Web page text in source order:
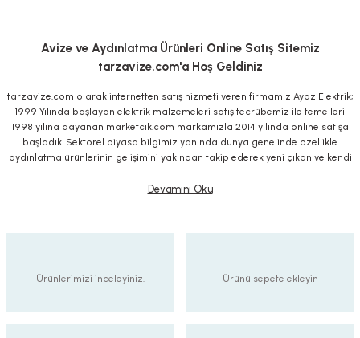
Avize ve Aydınlatma Ürünleri Online Satış Sitemiz
tarzavize.com'a Hoş Geldiniz
tarzavize.com olarak internetten satış hizmeti veren firmamız Ayaz Elektrik;
1999 Yılında başlayan elektrik malzemeleri satış tecrübemiz ile temelleri
1998 yılına dayanan marketcik.com markamızla 2014 yılında online satışa
başladık. Sektörel piyasa bilgimiz yanında dünya genelinde özellikle
aydınlatma ürünlerinin gelişimini yakından takip ederek yeni çıkan ve kendi
marketcik.com sitemiz yayınları devam ederken N11.com, gittigidiyor.com,
tüm müşterilerimize alışveriş sepet tutarına bakılmaksınız aynı özveri ve
başlayan elektrik malzemeleri satış tecrübemiz ile temelleri 1998 yılına
Sektörel piyasa bilgimiz yanında dünya genelinde özellikle aydınlatma
ürünlerinin gelişimini yakından takip ederek yeni çıkan ve kendi tasarım
Ürünlerimizi inceleyiniz. Ürünü sepete ekleyin